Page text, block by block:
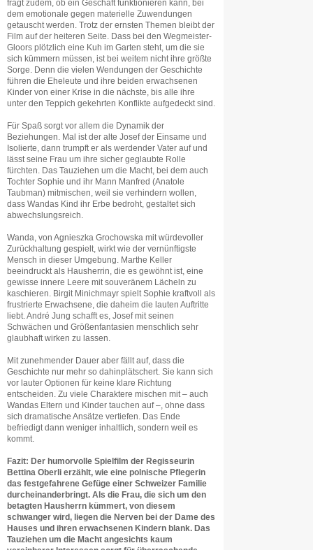
fragt zudem, ob ein Geschäft funktionieren kann, bei
dem emotionale gegen materielle Zuwendungen
getauscht werden. Trotz der ernsten Themen bleibt der
Film auf der heiteren Seite. Dass bei den Wegmeister-
Gloors plötzlich eine Kuh im Garten steht, um die sie
sich kümmern müssen, ist bei weitem nicht ihre größte
Sorge. Denn die vielen Wendungen der Geschichte
führen die Eheleute und ihre beiden erwachsenen
Kinder von einer Krise in die nächste, bis alle ihre
unter den Teppich gekehrten Konflikte aufgedeckt sind.
Für Spaß sorgt vor allem die Dynamik der
Beziehungen. Mal ist der alte Josef der Einsame und
Isolierte, dann trumpft er als werdender Vater auf und
lässt seine Frau um ihre sicher geglaubte Rolle
fürchten. Das Tauziehen um die Macht, bei dem auch
Tochter Sophie und ihr Mann Manfred (Anatole
Taubman) mitmischen, weil sie verhindern wollen,
dass Wandas Kind ihr Erbe bedroht, gestaltet sich
abwechslungsreich.
Wanda, von Agnieszka Grochowska mit würdevoller
Zurückhaltung gespielt, wirkt wie der vernünftigste
Mensch in dieser Umgebung. Marthe Keller
beeindruckt als Hausherrin, die es gewöhnt ist, eine
gewisse innere Leere mit souveränem Lächeln zu
kaschieren. Birgit Minichmayr spielt Sophie kraftvoll als
frustrierte Erwachsene, die daheim die lauten Auftritte
liebt. André Jung schafft es, Josef mit seinen
Schwächen und Größenfantasien menschlich sehr
glaubhaft wirken zu lassen.
Mit zunehmender Dauer aber fällt auf, dass die
Geschichte nur mehr so dahinplätschert. Sie kann sich
vor lauter Optionen für keine klare Richtung
entscheiden. Zu viele Charaktere mischen mit – auch
Wandas Eltern und Kinder tauchen auf –, ohne dass
sich dramatische Ansätze vertiefen. Das Ende
befriedigt dann weniger inhaltlich, sondern weil es
kommt.
Fazit: Der humorvolle Spielfilm der Regisseurin
Bettina Oberli erzählt, wie eine polnische Pflegerin
das festgefahrene Gefüge einer Schweizer Familie
durcheinanderbringt. Als die Frau, die sich um den
betagten Hausherrn kümmert, von diesem
schwanger wird, liegen die Nerven bei der Dame des
Hauses und ihren erwachsenen Kindern blank. Das
Tauziehen um die Macht angesichts kaum